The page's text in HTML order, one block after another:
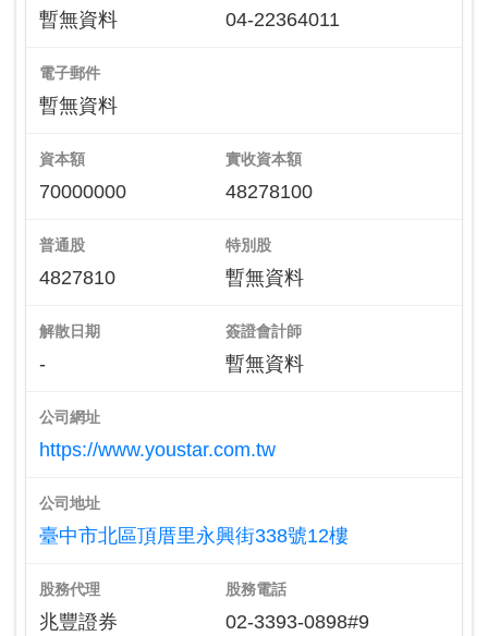
暫無資料 04-22364011
電子郵件
暫無資料
資本額
70000000
實收資本額
48278100
普通股
4827810
特別股
暫無資料
解散日期
-
簽證會計師
暫無資料
公司網址
https://www.youstar.com.tw
公司地址
臺中市北區頂厝里永興街338號12樓
股務代理
兆豐證券
股務電話
02-3393-0898#9